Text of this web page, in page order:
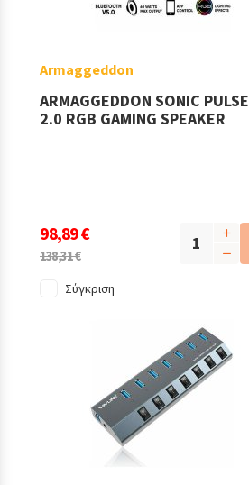
Armaggeddon
ARMAGGEDDON SONIC PULSE
2.0 RGB GAMING SPEAKER
98,89 €
138,31 €
Σύγκριση